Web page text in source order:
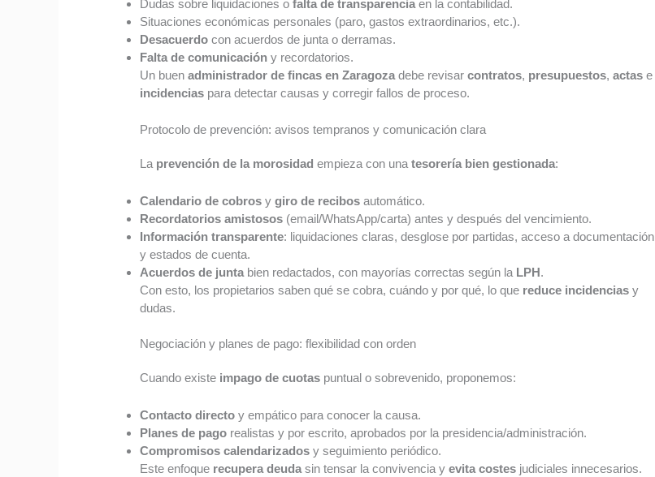
Dudas sobre liquidaciones ofalta de transparencia en la contabilidad.
Situaciones económicas personales (paro, gastos extraordinarios, etc.).
Desacuerdo con acuerdos de junta o derramas.
Falta de comunicación y recordatorios.
Un buenadministrador de fincas en Zaragoza debe revisarcontratos, presupuestos,actas e
incidencias para detectar causas y corregir fallos de proceso.
Protocolo de prevención: avisos tempranos y comunicación clara
La prevención de la morosidad empieza con unatesorería bien gestionada:
Calendario de cobros ygiro de recibos automático.
Recordatorios amistosos (email/WhatsApp/carta) antes y después del vencimiento.
Información transparente: liquidaciones claras, desglose por partidas, acceso a documentación
y estados de cuenta.
Acuerdos de junta bien redactados, con mayorías correctas según la LPH.
Con esto, los propietarios saben qué se cobra, cuándo y por qué, lo que reduce incidencias y
dudas.
Negociación y planes de pago: flexibilidad con orden
Cuando existe impago de cuotas puntual o sobrevenido, proponemos:
Contacto directo y empático para conocer la causa.
Planes de pago realistas y por escrito, aprobados por la presidencia/administración.
Compromisos calendarizados y seguimiento periódico.
Este enfoque recupera deuda sin tensar la convivencia yevita costes judiciales innecesarios.